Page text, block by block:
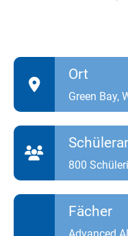
Ort
Green Bay,
800
Fächer